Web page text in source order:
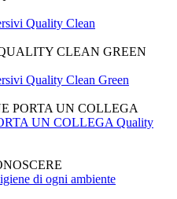
Quality Clean
CLEAN GREEN
Quality Clean Green
PORTA UN COLLEGA
UN COLLEGA Quality
di ogni ambiente